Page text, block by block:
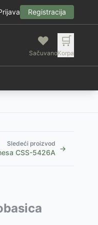
Registracija
❤️
Sačuvano
🛒
Korpa
Sledeći proizvod
CSS-5426A →